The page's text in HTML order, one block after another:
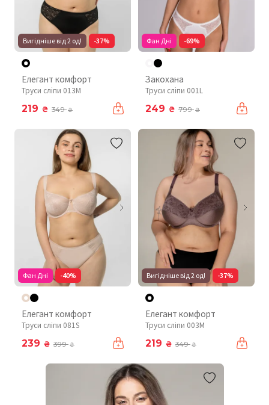
Вигідніше від 2 од! -37%
Елегант комфорт
Труси сліпи 013M
219 ₴ 349₴
Фан Дні -69%
Закохана
Труси сліпи 001L
249 ₴ 799₴
Фан Дні -40%
Елегант комфорт
Труси сліпи 081S
239 ₴ 399₴
Вигідніше від 2 од! -37%
Елегант комфорт
Труси сліпи 003М
219 ₴ 349₴